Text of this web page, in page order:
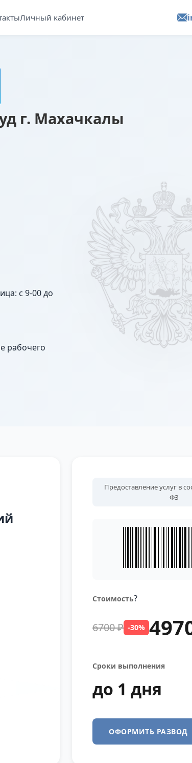
Личный кабинет
г. Махачкалы
с 9-00 до
рабочего
Предоставление услуг в
ФЗ
Стоимость?
6700 ₽ -30%
Сроки выполнения
до 1 дня
ОФОРМИТЬ РАЗВОД